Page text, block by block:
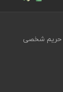
حریم شخصی